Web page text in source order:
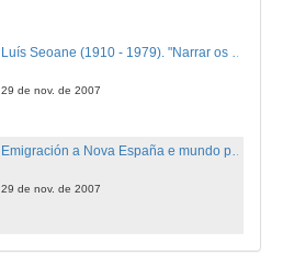
Luís Seoane (1910 - 1979). "Narrar os recordos, tamén debúxalos..."
29 de nov. de 2007
29 de nov. de 2007